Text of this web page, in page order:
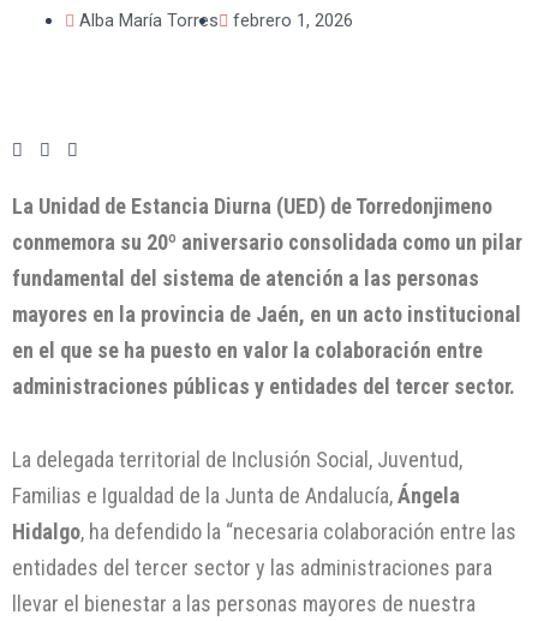
Alba María Torres febrero 1, 2026
La Unidad de Estancia Diurna (UED) de Torredonjimeno
conmemora su 20º aniversario consolidada como un pilar
fundamental del sistema de atención a las personas
mayores en la provincia de Jaén, en un acto institucional
en el que se ha puesto en valor la colaboración entre
administraciones públicas y entidades del tercer sector.
La delegada territorial de Inclusión Social, Juventud,
Familias e Igualdad de la Junta de Andalucía,Ángela
Hidalgo, ha defendido la “necesaria colaboración entre las
entidades del tercer sector y las administraciones para
llevar el bienestar a las personas mayores de nuestra